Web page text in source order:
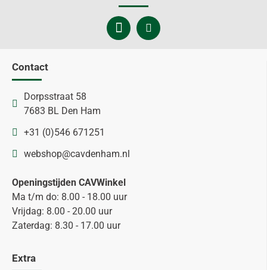
Contact
Dorpsstraat 58
7683 BL Den Ham
+31 (0)546 671251
webshop@cavdenham.nl
Openingstijden CAVWinkel
Ma t/m do: 8.00 - 18.00 uur
Vrijdag: 8.00 - 20.00 uur
Zaterdag: 8.30 - 17.00 uur
Extra